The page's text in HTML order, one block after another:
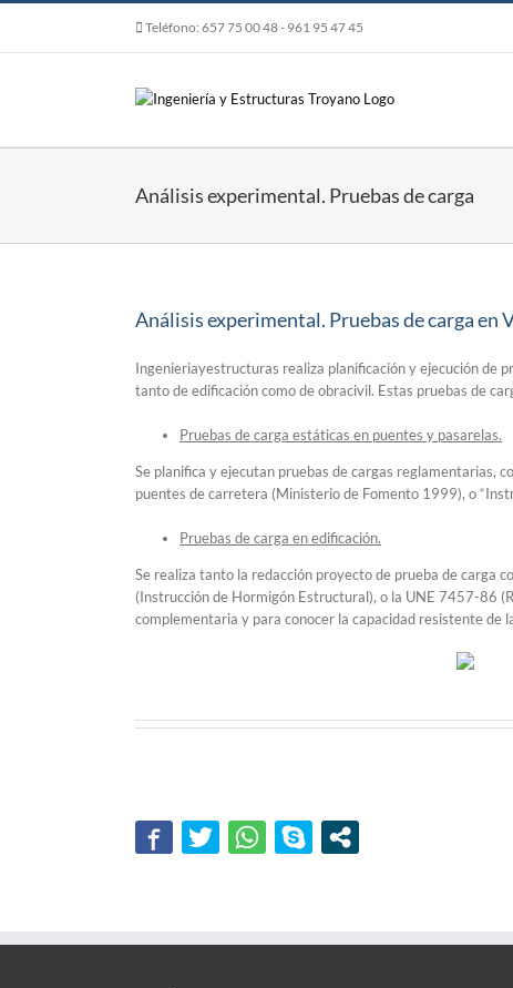
content
Teléfono: 657 75 00 48- 961 95 47 45
Análisis experimental. Pruebas de carga
Análisis experimental. Pruebas de carga en
Ingenieriayestructuras realiza planificación y ejecución de
tanto de edificación como de obracivil. Estas pruebas de
Pruebas de carga estáticas en puentes y pasarelas.
Se planifica y ejecutan pruebas de cargas reglamentarias,
puentes de carretera (Ministerio de Fomento 1999), o
Pruebas de carga en edificación.
Se realiza tanto la redacción proyecto de prueba de carga
(Instrucción de Hormigón Estructural), o la UNE 7457-86
complementaria y para conocer la capacidad resistente de